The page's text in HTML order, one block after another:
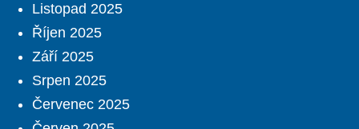
Listopad 2025
Říjen 2025
Září 2025
Srpen 2025
Červenec 2025